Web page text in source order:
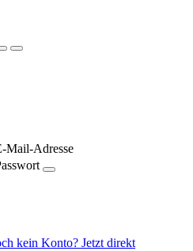
Mail-Adresse
kein Konto? Jetzt direkt